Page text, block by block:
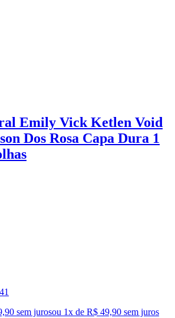
Emily Vick Ketlen Void
Dos Rosa Capa Dura 1
41
sem jurosou 1x de R$ 49,90 sem juros